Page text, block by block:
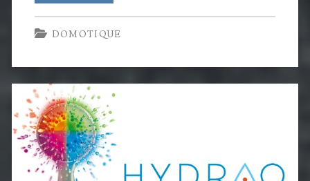
du
Bluetooth
et
technologies
EnOcean
annoncée
DOMOTIQUE